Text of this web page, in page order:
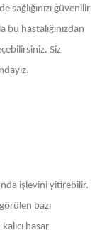
güvenilir
hastalığınızdan
Siz
işlevini yitirebilir.
bazı
hasar